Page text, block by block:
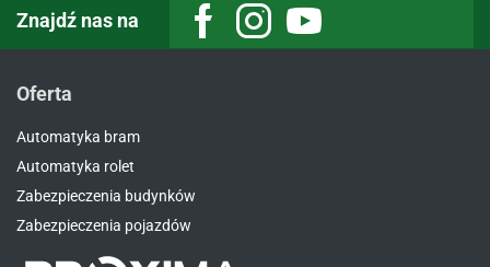
Znajdź nas na
Oferta
Automatyka bram
Automatyka rolet
Zabezpieczenia budynków
Zabezpieczenia pojazdów